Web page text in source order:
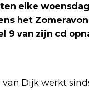
elke
het
9 van zijn cd
Dijk werkt